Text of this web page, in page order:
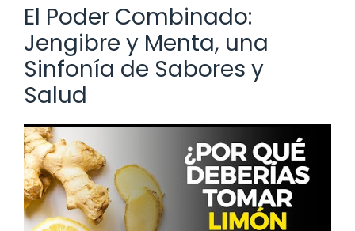
El Poder Combinado:
Jengibre y Menta, una
Sinfonía de Sabores y
Salud